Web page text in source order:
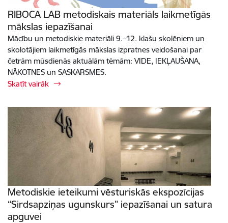
RIBOCA LAB metodiskais materiāls laikmetīgās
mākslas iepazīšanai
Mācību un metodiskie materiāli 9.–12. klašu skolēniem un
skolotājiem laikmetīgās mākslas izpratnes veidošanai par
četrām mūsdienās aktuālām tēmām: VIDE, IEKĻAUŠANA,
NĀKOTNES un SASKARSMES.
Skatīt vairāk
Metodiskie ieteikumi vēsturiskās ekspozīcijas
“Sirdsapziņas ugunskurs” iepazīšanai un satura
apguvei